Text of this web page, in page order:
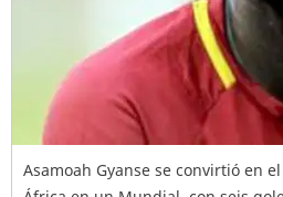
Asamoah Gyanse se convirtió en